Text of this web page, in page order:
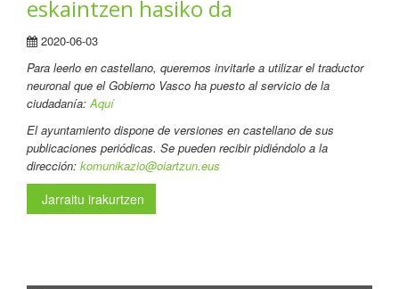
eskaintzen hasiko da
2020-06-03
Para leerlo en castellano, queremos invitarle a utilizar el traductor
neuronal que el Gobierno Vasco ha puesto al servicio de la
ciudadanía:Aquí
El ayuntamiento dispone de versiones en castellano de sus
publicaciones periódicas. Se pueden recibir pidiéndolo a la
dirección: komunikazio@oiartzun.eus
Jarraitu irakurtzen